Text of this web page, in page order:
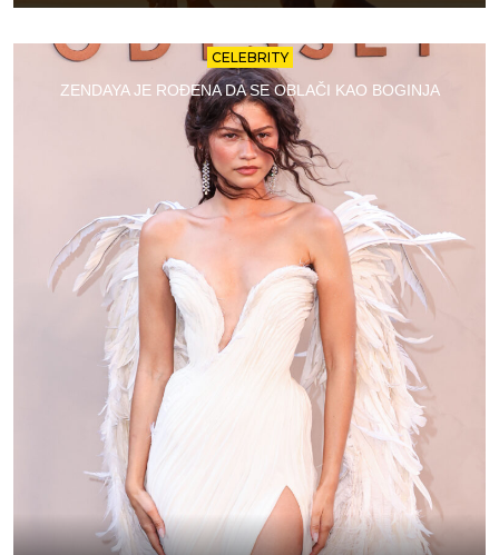
CELEBRITY
ZENDAYA JE ROĐENA DA SE OBLAČI KAO BOGINJA